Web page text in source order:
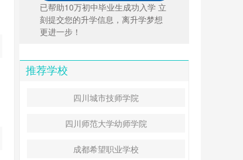
已帮助10万初中毕业生成功入学 立
刻提交您的升学信息，离升学梦想
更进一步！
推荐学校
四川城市技师学院
四川师范大学幼师学院
成都希望职业学校